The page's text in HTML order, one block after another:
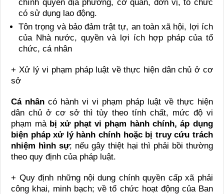
chính quyền địa phương, cơ quan, đơn vị, tổ chức
có sử dụng lao động.
Tôn trọng và bảo đảm trật tự, an toàn xã hội, lợi ích
của Nhà nước, quyền và lợi ích hợp pháp của tổ
chức, cá nhân
+ Xử lý vi phạm pháp luật về thực hiện dân chủ ở cơ
sở
Cá nhâncó hành vi vi phạm pháp luật về thực hiện
dân chủ ở cơ sở thì tùy theo tính chất, mức độ vi
phạm mà bị xử phạt vi phạm hành chính, áp dụng
biện pháp xử lý hành chính hoặc bị truy cứu trách
nhiệm hình sự; nếu gây thiệt hại thì phải bồi thường
theo quy định của pháp luật.
+ Quy định những nội dung chính quyền cấp xã phải
công khai, minh bạch; về tổ chức hoạt động của Ban